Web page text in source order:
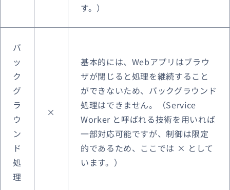
す。）
バ
ッ
ク
グ
ラ
ウ
ン
ド
処
理
×
基本的には、Webアプリはブラウ
ザが閉じると処理を継続すること
ができないため、バックグラウンド
処理はできません。
（Service
Worker と呼ばれる技術を用いれば
一部対応可能ですが、制御は限定
的であるため、ここでは × として
います。）